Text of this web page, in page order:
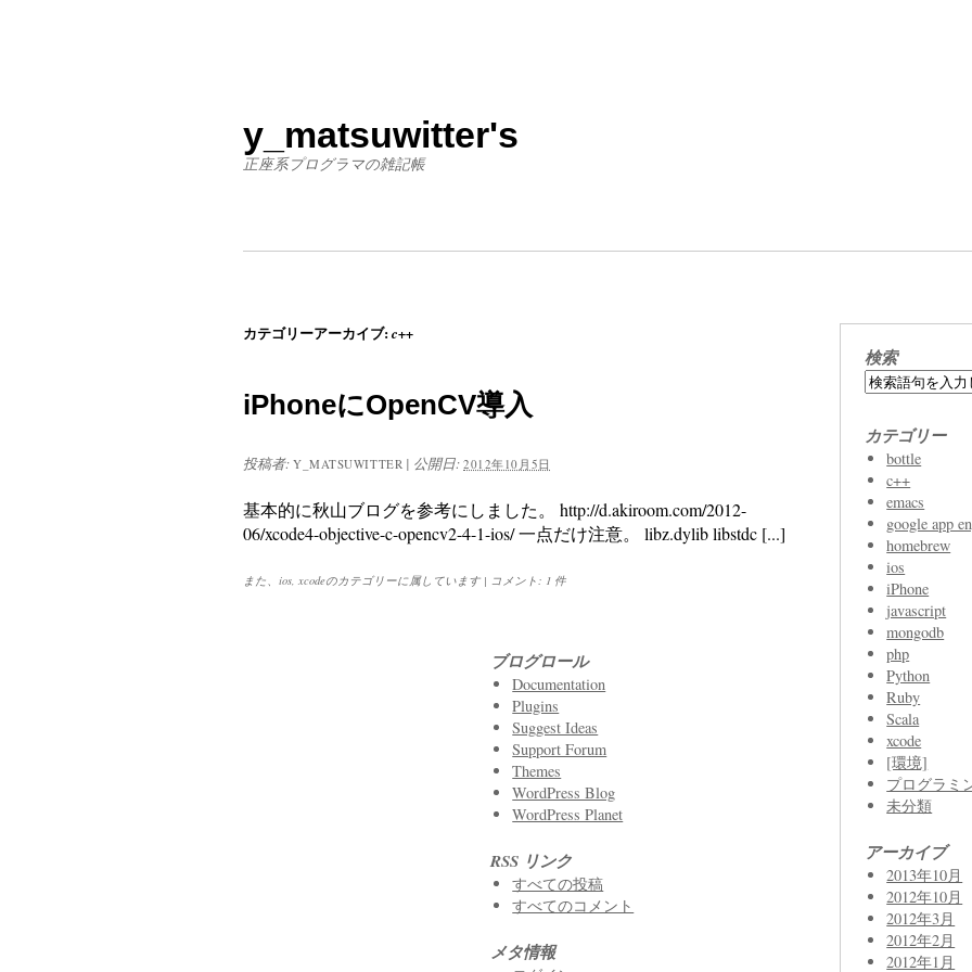
y_matsuwitter's
正座系プログラマの雑記帳
カテゴリーアーカイブ:c++
iPhoneにOpenCV導入
投稿者: Y_MATSUWITTER | 公開日:2012年10月5日
基本的に秋山ブログを参考にしました。 http://d.akiroom.com/2012-
06/xcode4-objective-c-opencv2-4-1-ios/ 一点だけ注意。 libz.dylib libstdc [...]
また、 ios xcodeのカテゴリーに属しています | コメント: 1 件
検索
カテゴリー
bottle
c++
emacs
google app
homebrew
ios
iPhone
javascript
mongodb
php
Python
Ruby
Scala
xcode
[環境]
プログラミ
未分類
アーカイブ
2013年10月
2012年10月
2012年3月
2012年2月
2012年1月
ブログロール
Documentation
Plugins
Suggest Ideas
Support Forum
Themes
WordPress Blog
WordPress Planet
RSS リンク
すべての投稿
すべてのコメント
メタ情報